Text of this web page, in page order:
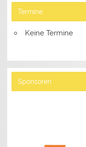
Termine
Keine Termine
Sponsoren